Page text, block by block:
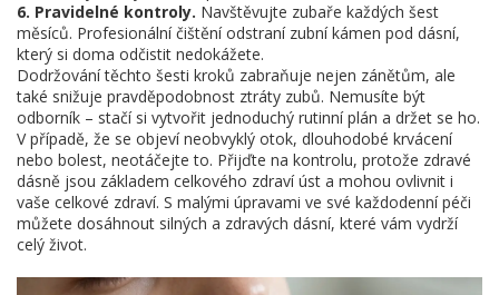
6. Pravidelné kontroly. Navštěvujte zubaře každých šest
měsíců. Profesionální čištění odstraní zubní kámen pod dásní,
který si doma odčistit nedokážete.
Dodržování těchto šesti kroků zabraňuje nejen zánětům, ale
také snižuje pravděpodobnost ztráty zubů. Nemusíte být
odborník – stačí si vytvořit jednoduchý rutinní plán a držet se ho.
V případě, že se objeví neobvyklý otok, dlouhodobé krvácení
nebo bolest, neotáčejte to. Přijďte na kontrolu, protože zdravé
dásně jsou základem celkového zdraví úst a mohou ovlivnit i
vaše celkové zdraví. S malými úpravami ve své každodenní péči
můžete dosáhnout silných a zdravých dásní, které vám vydrží
celý život.